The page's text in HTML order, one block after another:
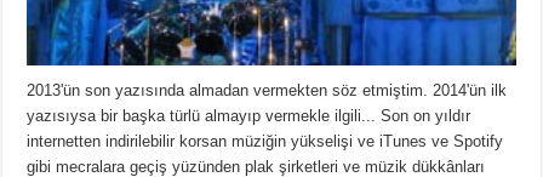
2013'ün son yazısında almadan vermekten söz etmiştim. 2014'ün ilk
yazısıysa bir başka türlü almayıp vermekle ilgili... Son on yıldır
internetten indirilebilir korsan müziğin yükselişi ve iTunes ve Spotify
gibi mecralara geçiş yüzünden plak şirketleri ve müzik dükkânları